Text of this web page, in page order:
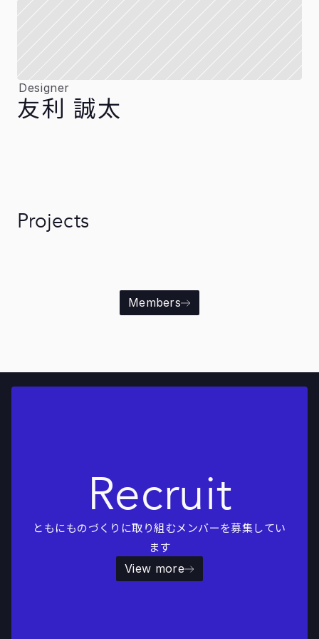
Designer
友利 誠太
Projects
Members
Recruit
ともにものづくりに取り組むメンバーを募集してい
ます
View more